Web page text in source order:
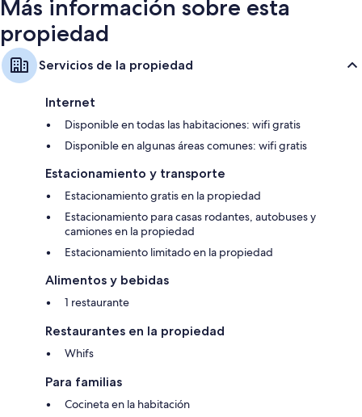
Más información sobre esta
propiedad
Servicios de la propiedad
Internet
Disponible en todas las habitaciones: wifi gratis
Disponible en algunas áreas comunes: wifi gratis
Estacionamiento y transporte
Estacionamiento gratis en la propiedad
Estacionamiento para casas rodantes, autobuses y
camiones en la propiedad
Estacionamiento limitado en la propiedad
Alimentos y bebidas
1 restaurante
Restaurantes en la propiedad
Whifs
Para familias
Cocineta en la habitación